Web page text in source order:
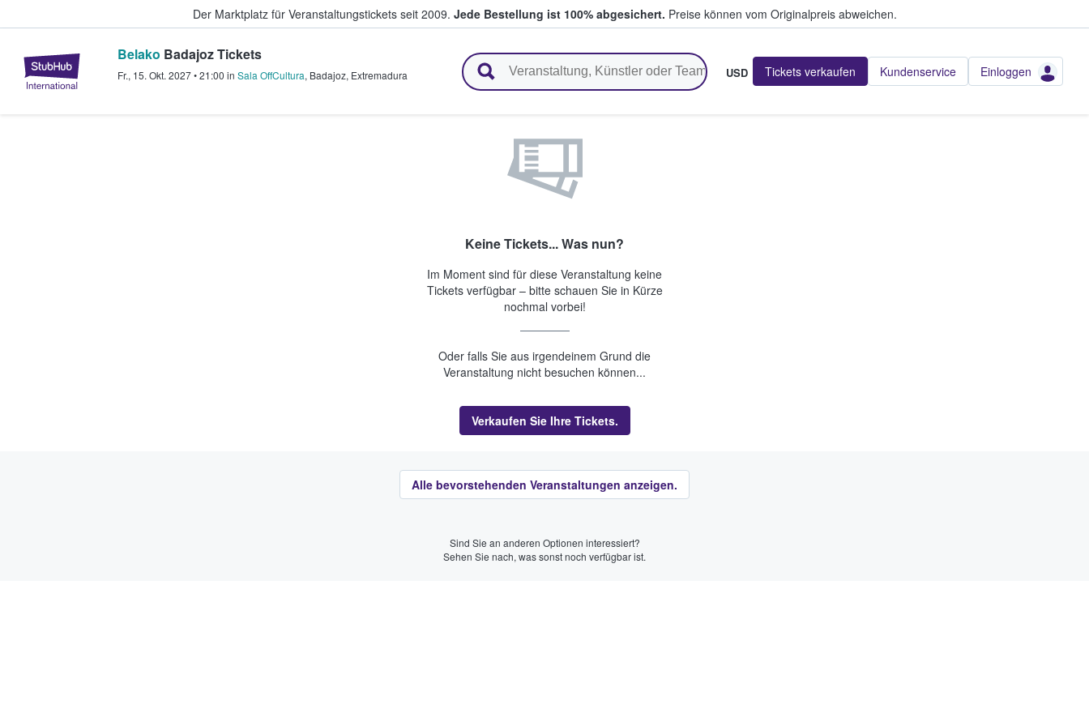
Der Marktplatz für Veranstaltungstickets seit 2009. Jede Bestellung ist 100% abgesichert. Preise können vom Originalpreis abweichen.
StubHub - Wo Fans Tickets kaufen & verkaufen
Belako Badajoz Tickets
Fr., 15. Okt. 2027•21:00 in Sala OffCultura, Badajoz, Extremadura USD Tickets verkaufen Kundenservice Einloggen
Keine Tickets... Was nun?
Im Moment sind für diese Veranstaltung keine
Tickets verfügbar – bitte schauen Sie in Kürze
nochmal vorbei!
Oder falls Sie aus irgendeinem Grund die
Veranstaltung nicht besuchen können...
Verkaufen Sie Ihre Tickets.
Alle bevorstehenden Veranstaltungen anzeigen.
Sind Sie an anderen Optionen interessiert?
Sehen Sie nach, was sonst noch verfügbar ist.